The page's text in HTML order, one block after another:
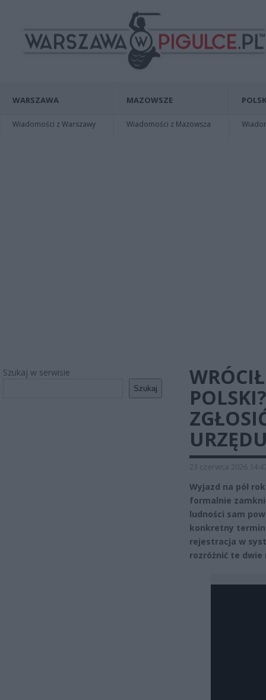
WARSZAWA
Wiadomości z Warszawy
MAZOWSZE
Wiadomości z Mazowsza
Szukaj w serwisie
Szukaj
23 czerwca 2026
Wyjazd na pół
formalnie
ludności sam
konkretny
rejestracja w
rozróżnić te dwie